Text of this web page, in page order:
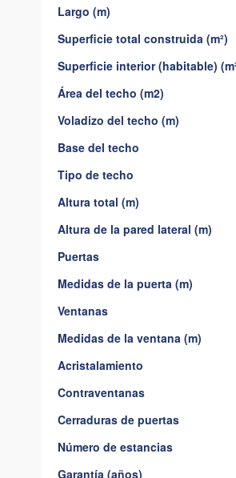
Largo (m)
Superficie total construida (m²)
Superficie interior (habitable)
Área del techo (m2)
Voladizo del techo (m)
Base del techo
Tipo de techo
Altura total (m)
Altura de la pared lateral (m)
Puertas
Medidas de la puerta (m)
Ventanas
Medidas de la ventana (m)
Acristalamiento
Contraventanas
Cerraduras de puertas
Número de estancias
Garantía (años)